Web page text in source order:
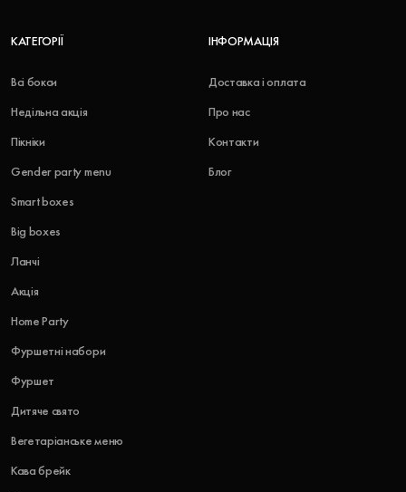
КАТЕГОРІЇ
Всі бокси
Недільна акція
Пікніки
Gender party menu
Smart boxes
Big boxes
Ланчі
Акція
Home Party
Фуршетні набори
Фуршет
Дитяче свято
Вегетаріанське меню
Кава брейк
ІНФОРМАЦІЯ
Доставка і оплата
Про нас
Контакти
Блог